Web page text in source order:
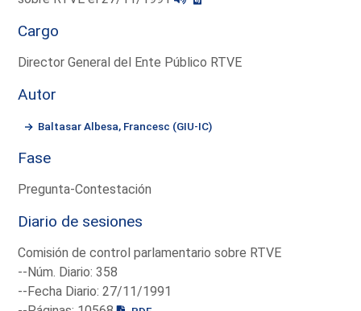
Cargo
Director General del Ente Público RTVE
Autor
Baltasar Albesa, Francesc (GIU-IC)
Fase
Pregunta-Contestación
Diario de sesiones
Comisión de control parlamentario sobre RTVE
--Núm. Diario: 358
--Fecha Diario: 27/11/1991